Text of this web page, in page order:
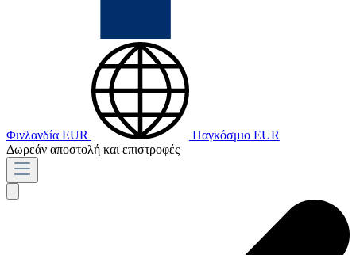
Φινλανδία EUR Παγκόσμιο EUR
Δωρεάν αποστολή και επιστροφές